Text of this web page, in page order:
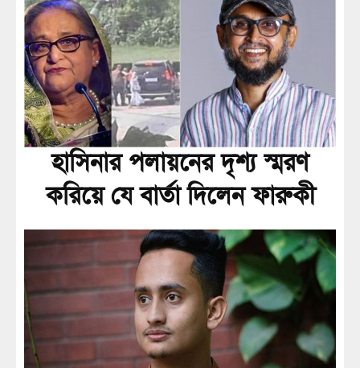
হাসিনার পলায়নের দৃশ্য স্মরণ
করিয়ে যে বার্তা দিলেন ফারুকী